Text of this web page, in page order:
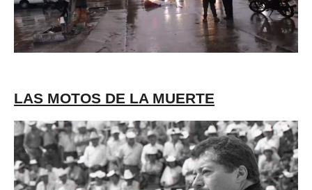
LAS MOTOS DE LA MUERTE